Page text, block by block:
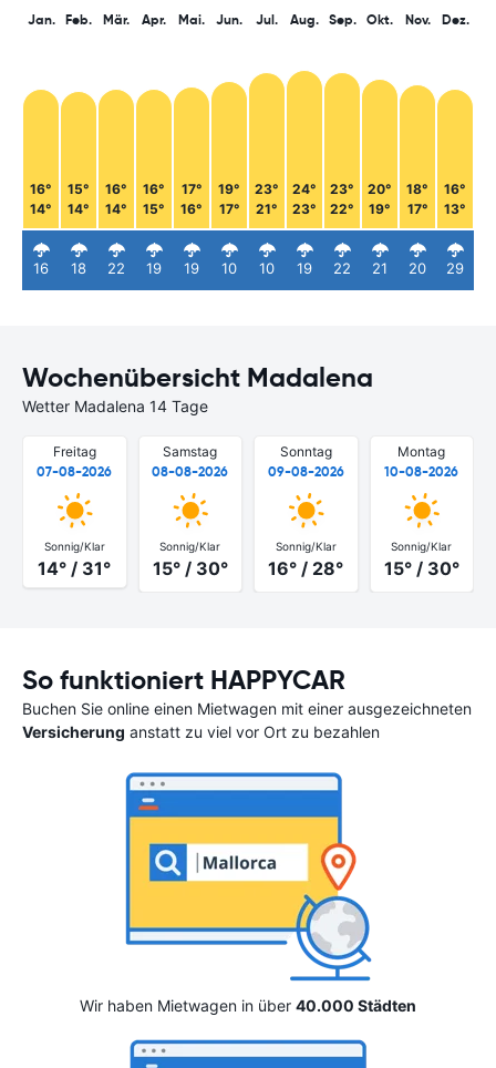
Jan.
16°
14°
16
Feb.
15°
14°
18
Mär.
16°
14°
22
Apr.
16°
15°
19
Mai.
17°
16°
19
Jun.
19°
17°
10
Jul.
23°
21°
10
Aug.
24°
23°
19
Sep.
23°
22°
22
Okt.
20°
19°
21
Nov.
18°
17°
20
Dez.
16°
13°
29
Wochenübersicht Madalena
Wetter Madalena 14 Tage
Freitag
07-08-2026
Sonnig/Klar
14° / 31°
Samstag
08-08-2026
Sonnig/Klar
15° / 30°
Sonntag
09-08-2026
Sonnig/Klar
16° / 28°
Montag
10-08-2026
Sonnig/Klar
15° / 30°
So funktioniert HAPPYCAR
Buchen Sie online einen Mietwagen mit einer ausgezeichneten
Versicherung anstatt zu viel vor Ort zu bezahlen
Wir haben Mietwagen in über 40.000 Städten